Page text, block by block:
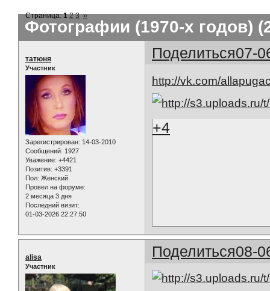
Фотографии (1970-х годов)
Страница:1 2 3 »
Поделиться07-
татюня
Участник
Зарегистрирован: 14-03-2010
Сообщений: 1927
Уважение: +4421
Позитив: +3391
Пол: Женский
Провел на форуме:
2 месяца 3 дня
Последний визит:
01-03-2026 22:27:50
http://vk.com/
+4
Поделиться08-
alisa
Участник